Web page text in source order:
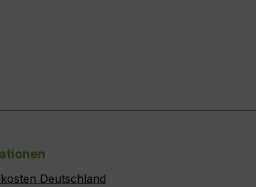
Deutschland